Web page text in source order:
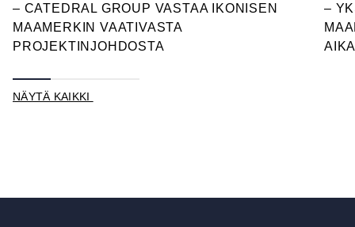
– CATEDRAL GROUP VASTAA IKONISEN
MAAMERKIN VAATIVASTA
PROJEKTINJOHDOSTA
–
NÄYTÄ KAIKKI